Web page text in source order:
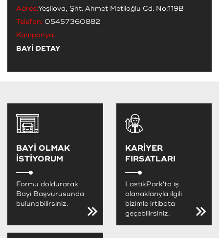
Adres:Yeşilova, Şht. Ahmet Metlioğlu Cd. No:119B
Telefon: 05457360882
Kampanya:
BAYİ DETAY
BAYİ OLMAK
İSTİYORUM
Formu doldurarak
Bayi Başvurusunda
bulunabilirsiniz.
KARİYER
FIRSATLARI
LastikPark'ta iş
olanaklarıyla ilgili
bizimle irtibata
geçebilirsiniz.